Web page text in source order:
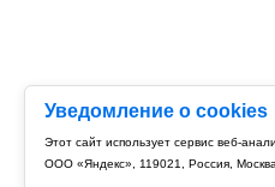
Уведомление о cookies
Этот сайт использует сервис веб-
ООО «Яндекс», 119021, Россия,